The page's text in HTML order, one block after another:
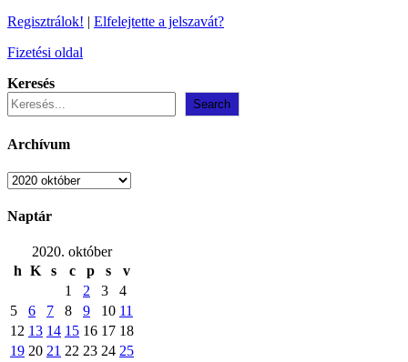
Regisztrálok! | Elfelejtette a jelszavát?
Fizetési oldal
Keresés
Search
Archívum
Archívum
Naptár
2020. október
h K s c p s
v
1
2 3
4
5
6 7 8 9 10 11
12 13 14 15 16 17 18
19 20 21 22 23 24 25